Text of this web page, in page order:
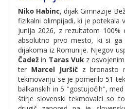
Niko Habinc, dijak Gimnazije
fizikalni olimpijadi, ki je potekala
junija 2026, z rezultatom
absolutno prvo mesto, ki si
dijakoma iz Romunije. Njegov
Čadež in Taras Vukz
ter Marcel Juršič z bronasto
tekmovanju se je pomerilo 51
balkanskih in 5 "gostujočih",
štirje slovenski tekmovalci so